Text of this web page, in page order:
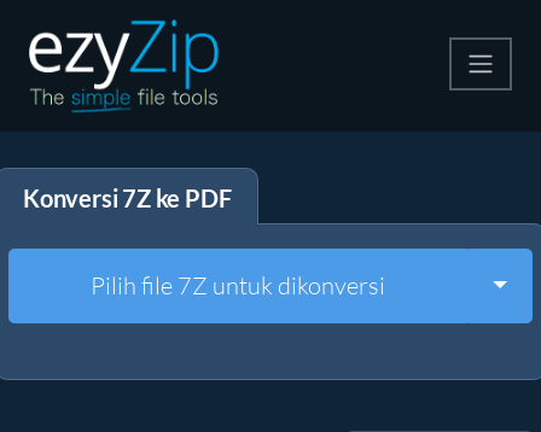
Ekstrak
Alat Lainnya
Konversi 7Z ke PDF
Pilih file 7Z untuk dikonversi